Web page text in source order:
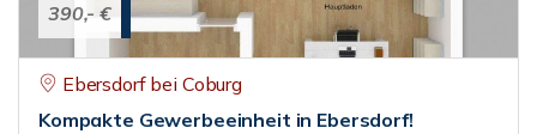
390,- €
Ebersdorf bei Coburg
Kompakte Gewerbeeinheit in Ebersdorf!